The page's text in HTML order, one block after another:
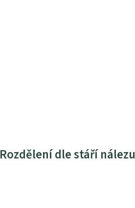
Rozdělení dle stáří nálezu